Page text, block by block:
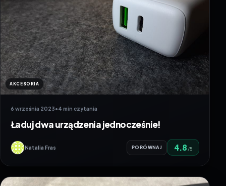
AKCESORIA
6 września 2023•4 min czytania
Ładuj dwa urządzenia jednocześnie!
Natalia Fras PORÓWNAJ 4.8 /5